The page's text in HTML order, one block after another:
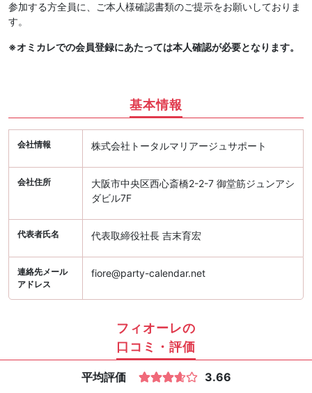
参加する方全員に、ご本人様確認書類のご提示をお願いしておりま
す。
※オミカレでの会員登録にあたっては本人確認が必要となります。
基本情報
会社情報 株式会社トータルマリアージュサポート
会社住所
大阪市中央区西心斎橋2-2-7 御堂筋ジュンアシ
ダビル7F
代表者氏名 代表取締役社長 吉末育宏
連絡先メール
アドレス
fiore@party-calendar.net
フィオーレの
口コミ・評価
平均評価 3.66